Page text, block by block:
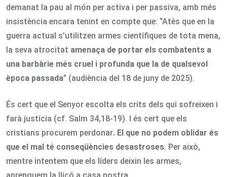
demanat la pau al món per activa i per passiva, amb més
insistència encara tenint en compte que: “Atès que en la
guerra actual s’utilitzen armes científiques de tota mena,
la seva atrocitat amenaça de portar els combatents a
una barbàrie més cruel i profunda que la de qualsevol
època passada” (audiència del 18 de juny de 2025).
És cert que el Senyor escolta els crits dels qui sofreixen i
farà justícia (cf. Salm 34,18-19). I és cert que els
cristians procurem perdonar. El que no podem oblidar és
que el mal té conseqüències desastroses. Per això,
mentre intentem que els líders deixin les armes,